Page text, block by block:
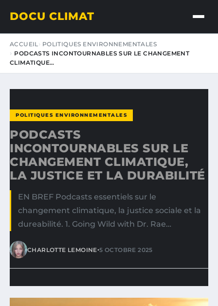
DOCU CLIMAT
ACCUEIL
POLITIQUES ENVIRONNEMENTALES
PODCASTS INCONTOURNABLES SUR LE CHANGEMENT
CLIMATIQUE…
POLITIQUES ENVIRONNEMENTALES
PODCASTS
INCONTOURNABLES SUR LE
CHANGEMENT CLIMATIQUE,
LA JUSTICE ET LA DURABILITÉ
EN BREF Podcasts essentiels sur le
changement climatique, la justice sociale et la
dureabilité. 1. Going Wild with Dr. Rae…
CHARLOTTE LEMOINE•5 OCTOBRE 2025